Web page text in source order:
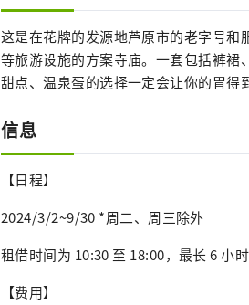
这是在花牌的发源地芦原市的老字号
等旅游设施的方案寺庙。一套包括裤
甜点、温泉蛋的选择一定会让你的胃得
信息
【日程】
2024/3/2~9/30 *周二、周三除外
租借时间为 10:30 至 18:00，最长 6 小时
【费用】